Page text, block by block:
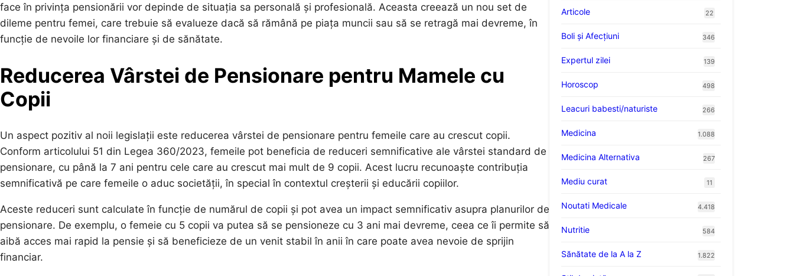
face în privința pensionării vor depinde de situația sa personală și profesională. Aceasta creează un nou set de
dileme pentru femei, care trebuie să evalueze dacă să rămână pe piața muncii sau să se retragă mai devreme, în
funcție de nevoile lor financiare și de sănătate.
Reducerea Vârstei de Pensionare pentru Mamele cu
Copii
Un aspect pozitiv al noii legislații este reducerea vârstei de pensionare pentru femeile care au crescut copii.
Conform articolului 51 din Legea 360/2023, femeile pot beneficia de reduceri semnificative ale vârstei standard de
pensionare, cu până la 7 ani pentru cele care au crescut mai mult de 9 copii. Acest lucru recunoaște contribuția
semnificativă pe care femeile o aduc societății, în special în contextul creșterii și educării copiilor.
Aceste reduceri sunt calculate în funcție de numărul de copii și pot avea un impact semnificativ asupra planurilor de
pensionare. De exemplu, o femeie cu 5 copii va putea să se pensioneze cu 3 ani mai devreme, ceea ce îi permite să
aibă acces mai rapid la pensie și să beneficieze de un venit stabil în anii în care poate avea nevoie de sprijin
financiar.
Articole 22
Boli și Afecțiuni 346
Expertul zilei 139
Horoscop 498
Leacuri babesti/naturiste 266
Medicina 1.088
Medicina Alternativa 267
Mediu curat 11
Noutati Medicale 4.418
Nutritie 584
Sănătate de la A la Z 1.822